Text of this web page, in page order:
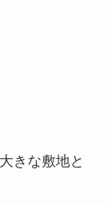
きな敷地と